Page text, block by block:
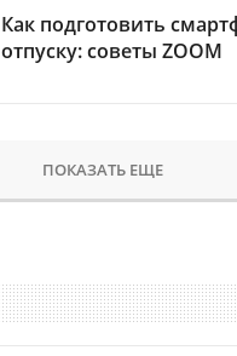
Как подготовить
отпуску: советы ZOOM
ПОКАЗАТЬ ЕЩЕ